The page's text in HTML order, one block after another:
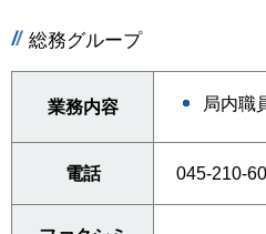
総務グループ
業務内容 局内職
電話 045-210-